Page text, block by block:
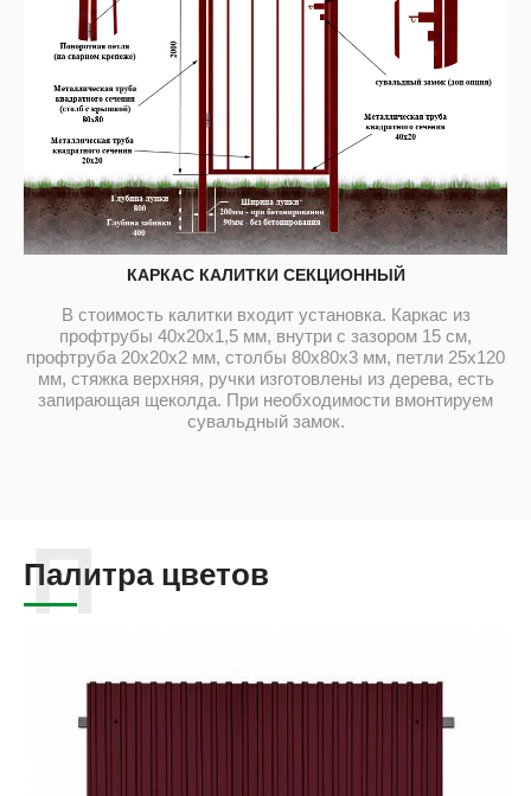
КАРКАС КАЛИТКИ СЕКЦИОННЫЙ
В стоимость калитки входит установка. Каркас из
профтрубы 40х20х1,5 мм, внутри с зазором 15 см,
профтруба 20х20х2 мм, столбы 80х80х3 мм, петли 25х120
мм, стяжка верхняя, ручки изготовлены из дерева, есть
запирающая щеколда. При необходимости вмонтируем
сувальдный замок.
Палитра цветов